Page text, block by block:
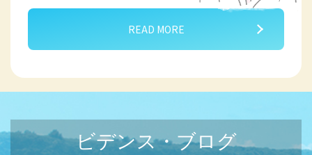
READ MORE
ビデンス・ブログ